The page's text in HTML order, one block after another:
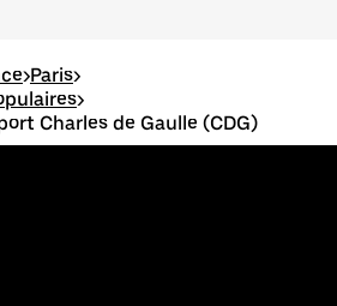
>Paris>
>
Charles de Gaulle (CDG)